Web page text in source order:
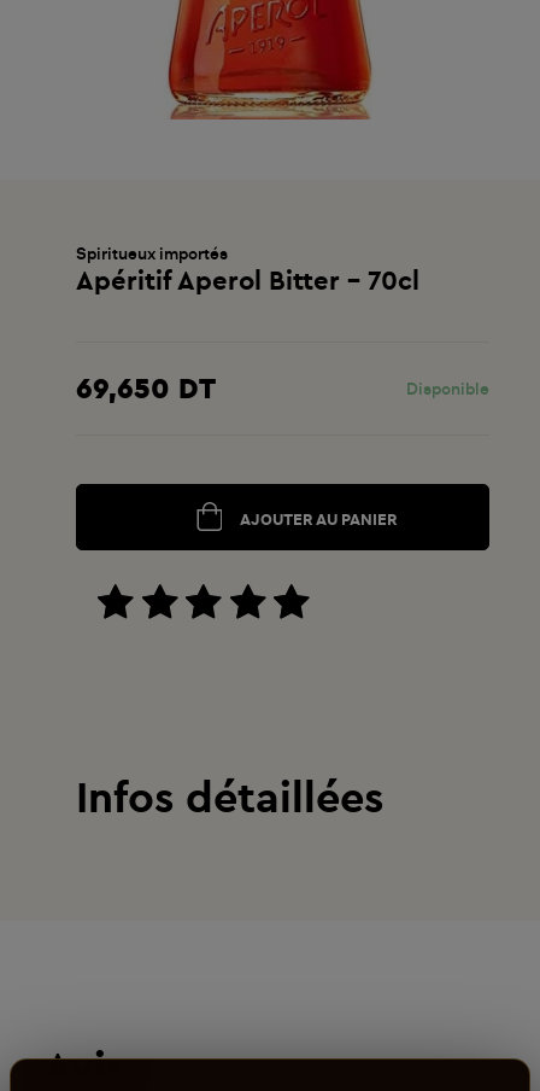
Spiritueux importés
Apéritif Aperol Bitter - 70cl
69,650 DT Disponible
AJOUTER AU PANIER
Infos détaillées
Avis